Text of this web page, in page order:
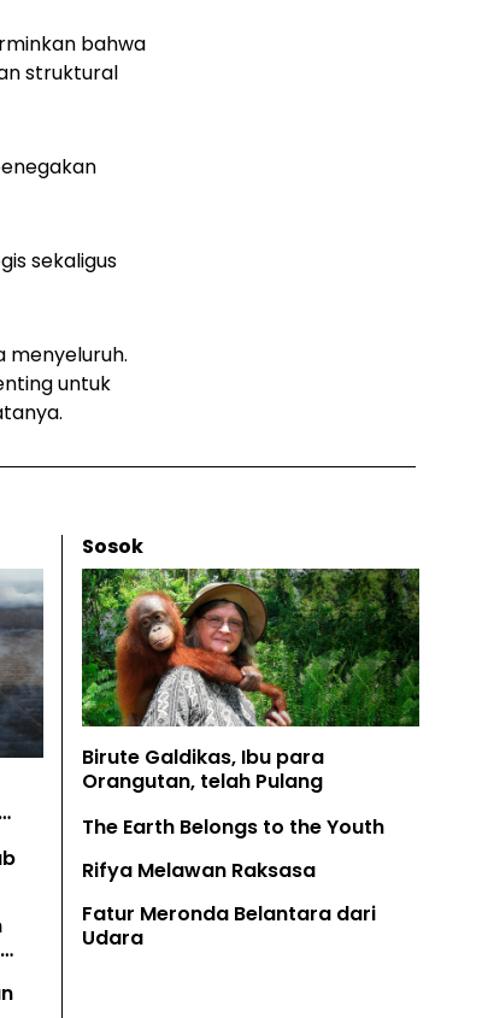
bahwa
struktural
sekaligus
menyeluruh.
untuk
Sosok
Birute Galdikas, Ibu para
Orangutan, telah Pulang
The Earth Belongs to the Youth
Rifya Melawan Raksasa
Fatur Meronda Belantara dari
Udara